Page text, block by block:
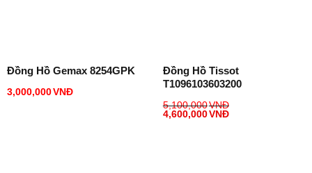
Đồng Hồ Gemax 8254GPK
3,000,000VNĐ
Đồng Hồ Tissot
T1096103603200
5,100,000VNĐ
4,600,000VNĐ